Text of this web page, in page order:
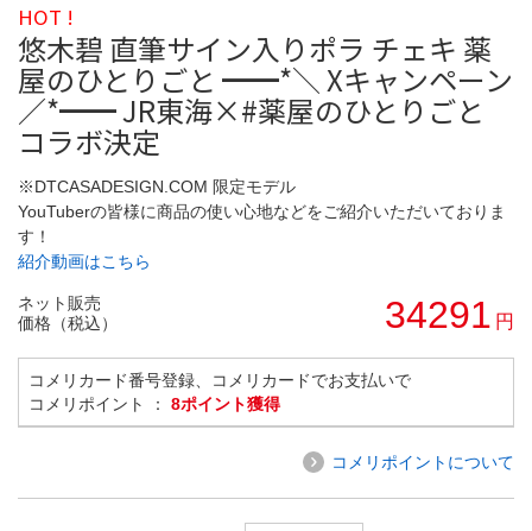
HOT !
悠木碧 直筆サイン入りポラ チェキ 薬
屋のひとりごと ━━*＼ Xキャンペーン
／*━━ JR東海×#薬屋のひとりごと
コラボ決定
※DTCASADESIGN.COM 限定モデル
YouTuberの皆様に商品の使い心地などをご紹介いただいておりま
す！
紹介動画はこちら
ネット販売
価格（税込）
34291 円
コメリカード番号登録、コメリカードでお支払いで
コメリポイント ： 8ポイント獲得
コメリポイントについて